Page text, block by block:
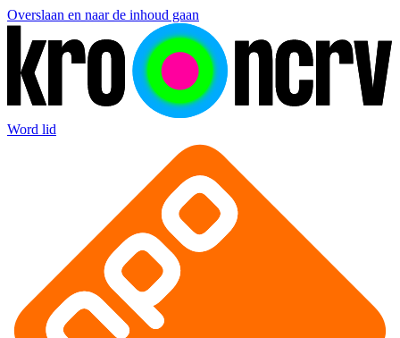
Overslaan en naar de inhoud gaan
Word lid